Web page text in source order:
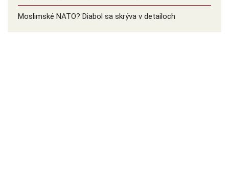
Moslimské NATO? Diabol sa skrýva v detailoch